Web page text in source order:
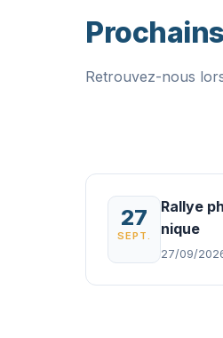
Retrouvez-nous
27
SEPT.
Rallye
nique
27/09/